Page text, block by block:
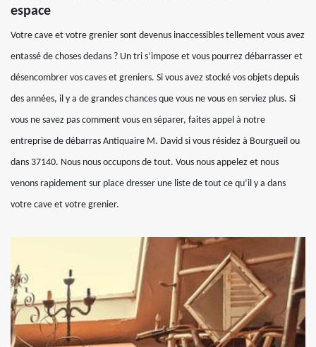
espace
Votre cave et votre grenier sont devenus inaccessibles tellement vous avez
entassé de choses dedans ? Un tri s’impose et vous pourrez débarrasser et
désencombrer vos caves et greniers. Si vous avez stocké vos objets depuis
des années, il y a de grandes chances que vous ne vous en serviez plus. Si
vous ne savez pas comment vous en séparer, faites appel à notre
entreprise de débarras Antiquaire M. David si vous résidez à Bourgueil ou
dans 37140. Nous nous occupons de tout. Vous nous appelez et nous
venons rapidement sur place dresser une liste de tout ce qu’il y a dans
votre cave et votre grenier.